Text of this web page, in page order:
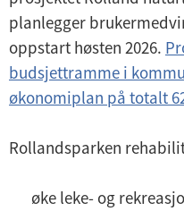
planlegger
oppstart høsten 2026.
budsjettramme i
økonomiplan på totalt
Rollandsparken
øke leke- og